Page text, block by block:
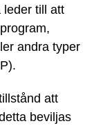
leder till att
andra typer
att
beviljas